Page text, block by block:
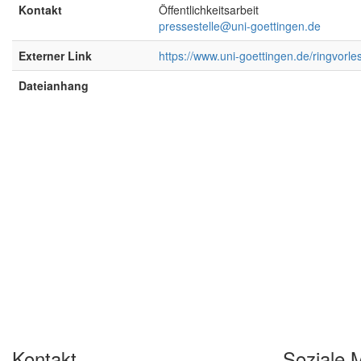
Kontakt
Öffentlichkeitsarbeit
pressestelle@uni-goettingen.de
Externer Link
https://www.uni-goettingen.de/
Dateianhang